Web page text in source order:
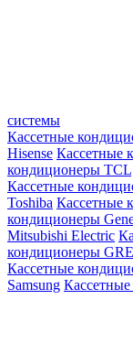
системы
Кассетные
Hisense Кассетные
кондиционеры TCL
Кассетные
Toshiba Кассетные
кондиционеры
Mitsubishi Electric
кондиционеры
Кассетные
Samsung